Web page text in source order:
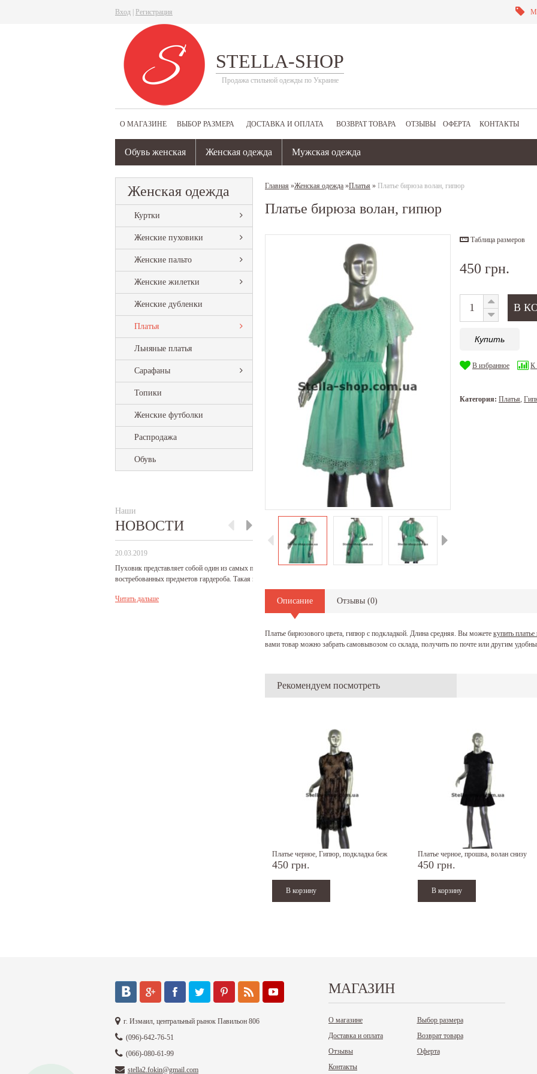
Вход Регистрация
STELLA-SHOP
Продажа стильной одежды по Украине
О МАГАЗИНЕ ВЫБОР РАЗМЕРА ДОСТАВКА И ОПЛАТА ВОЗВРАТ ТОВАРА ОТЗЫВЫ ОФЕРТА КОНТАКТЫ
Обувь женская Женская одежда Мужская одежда
Женская одежда
Куртки
Женские пуховики
Женские пальто
Женские жилетки
Женские дубленки
Платья
Льняные платья
Сарафаны
Топики
Женские футболки
Распродажа
Обувь
Наши
НОВОСТИ
20.03.2019
Пуховик представляет собой один из самых популярных и
востребованных предметов гардероба. Такая верхняя...
Читать дальше
13.02.2019
Читать дальше
Главная »Женская одежда »Платья » Платье бирюза волан, гипюр
Платье бирюза волан, гипюр
Таблица размеров
450 грн.
Купить
В избранное К
Категория: Платья
Описание Отзывы (0)
Платье бирюзового цвета, гипюр с подкладкой. Длина средняя. Вы можете купить
вами товар можно забрать самовывозом со склада, получить по почте или другим
Рекомендуем посмотреть
Платье черное, Гипюр, подкладка беж
450 грн.
Платье черное, прошва, волан снизу
450 грн.
г. Измаил, центральный рынок Павильон 806
(096)-642-76-51
(066)-080-61-99
stella2.fokin@gmail.com
МАГАЗИН
О магазине
Выбор размера
Доставка и оплата
Возврат товара
Отзывы
Оферта
Контакты